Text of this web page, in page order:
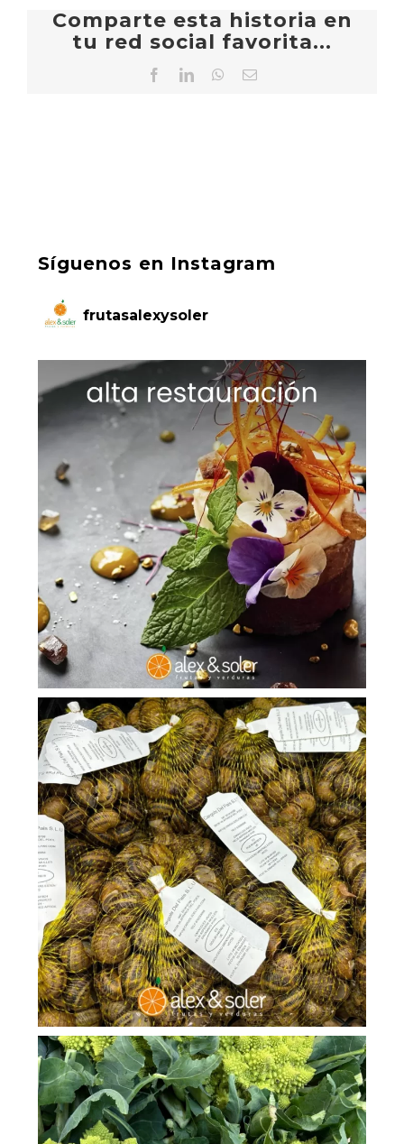
Comparte esta historia en
tu red social favorita...
FacebookLinkedInWhatsApp
Correo
Síguenos en Instagram
frutasalexysoler